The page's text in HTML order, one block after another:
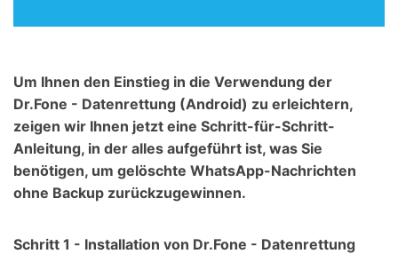
Um Ihnen den Einstieg in die Verwendung der
Dr.Fone - Datenrettung (Android) zu erleichtern,
zeigen wir Ihnen jetzt eine Schritt-für-Schritt-
Anleitung, in der alles aufgeführt ist, was Sie
benötigen, um gelöschte WhatsApp-Nachrichten
ohne Backup zurückzugewinnen.
Schritt 1 - Installation von Dr.Fone - Datenrettung